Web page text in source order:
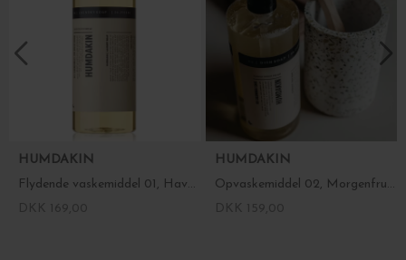
HUMDAKIN
Flydende vaskemiddel 01, Havtorn og Kamille
HUMDAKIN
Opvaskemiddel 02, Morgenfrue/Salvie